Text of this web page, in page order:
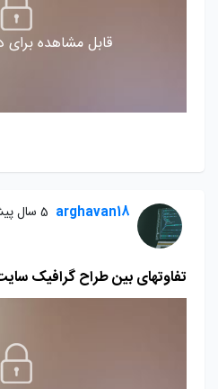
قابل مشاهده برای
arghavan18 5 سال پیش
تفاوتهای بین طراح گرافیک